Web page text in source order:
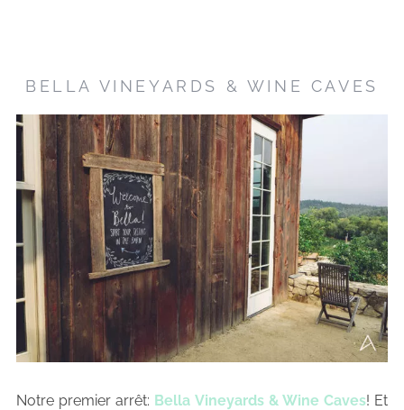
BELLA VINEYARDS & WINE CAVES
Notre premier arrêt: Bella Vineyards & Wine Caves! Et